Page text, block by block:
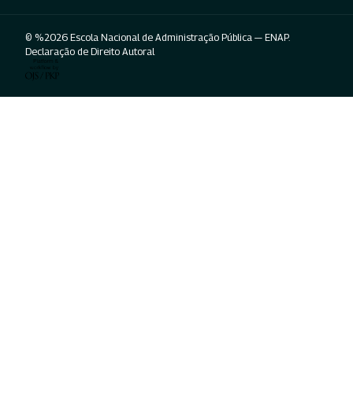
© %2026 Escola Nacional de Administração Pública — ENAP.
Declaração de Direito Autoral